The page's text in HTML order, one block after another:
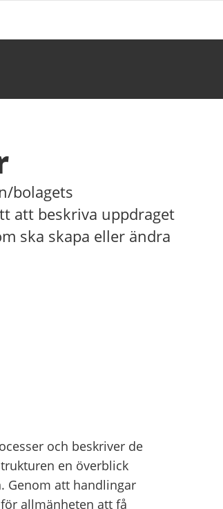
bolagets
att beskriva uppdraget
ska skapa eller ändra
och beskriver de
en överblick
Genom att handlingar
allmänheten att få